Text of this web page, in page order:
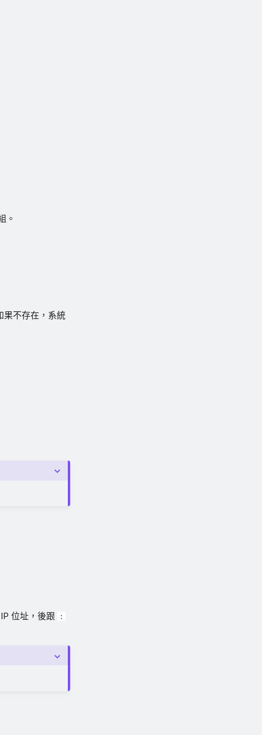
。
果不存在，系統
位址，後跟 :